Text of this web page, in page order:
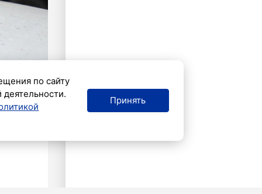
по сайту
Принять